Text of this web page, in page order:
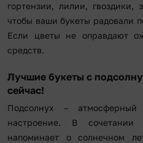
гортензии, лилии,
чтобы ваши букеты радовали
Если цветы не оправдают
средств.
Лучшие букеты с
сейчас!
Подсолнух – атмосферный
настроение. В
напоминает о солнечном